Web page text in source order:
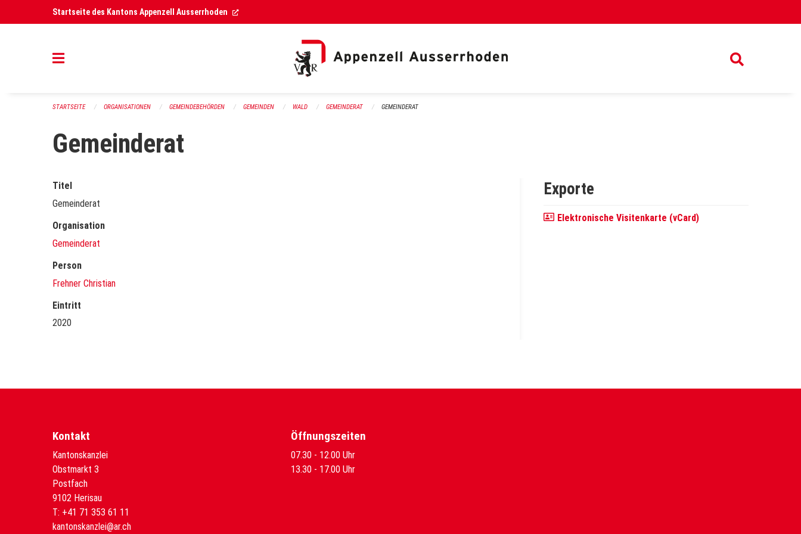
Navigation überspringenStartseite des Kantons Appenzell Ausserrhoden (External Link)
STARTSEITE ORGANISATIONEN GEMEINDEBEHÖRDEN GEMEINDEN WALD GEMEINDERAT GEMEINDERAT
Gemeinderat
Titel
Gemeinderat
Organisation
Gemeinderat
Person
Frehner Christian
Eintritt
2020
Exporte
Elektronische Visitenkarte (vCard)
Kontakt
Kantonskanzlei
Obstmarkt 3
Postfach
9102 Herisau
T: +41 71 353 61 11
kantonskanzlei@ar.ch
Öffnungszeiten
07.30 - 12.00 Uhr
13.30 - 17.00 Uhr